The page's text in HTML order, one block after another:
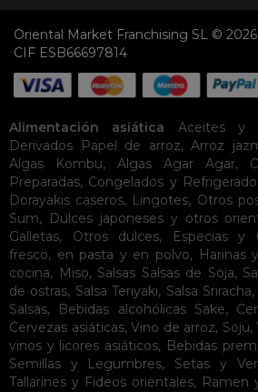
Oriental Market Franchising SL © 2026
CIF ESB66697814
Alimentación asiática Aceites y
Derivados
Papel de arroz, Arroz
Algas Kombu, Algas Agar Agar,
Preparadas, Congelados y
Dorayakis caseros, Lingotes, Otros
Sum, Dulces japoneses y otros
Galletas, Otros dulces, Especias y
fresco, en pasta y en polvo, Harinas
cocina, Miso, Salsas Salsas de Soja,
de ostras, Salsa Teriyaki, Salsa Sriracha,
Salsas, Bebidas alcohólicas Sake,
Cervezas asiáticas, Vino de arroz, Soju,
vinos y licores asiáticos, Bebidas
Semillas y Legumbres, Setas y
Tallarines y Fideos orientales, Ramen